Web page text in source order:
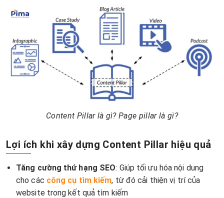
Content Pillar là gì? Page pillar là gì?
Lợi ích khi xây dựng Content Pillar hiệu quả
Tăng cường thứ hạng SEO: Giúp tối ưu hóa nội dung
cho các công cụ tìm kiếm, từ đó cải thiện vị trí của
website trong kết quả tìm kiếm